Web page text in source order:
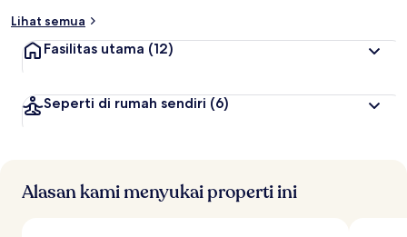
Lihat semua
Fasilitas utama (12)
Seperti di rumah sendiri (6)
Alasan kami menyukai properti ini